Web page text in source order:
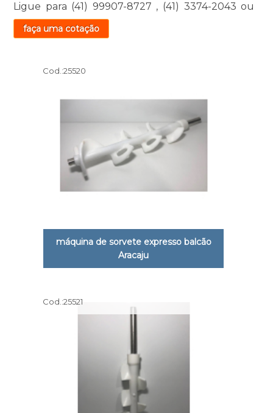
Ligue para (41) 99907-8727 , (41) 3374-2043 ou
faça uma cotação
Cod.:25520
máquina de sorvete expresso balcão
Aracaju
Cod.:25521